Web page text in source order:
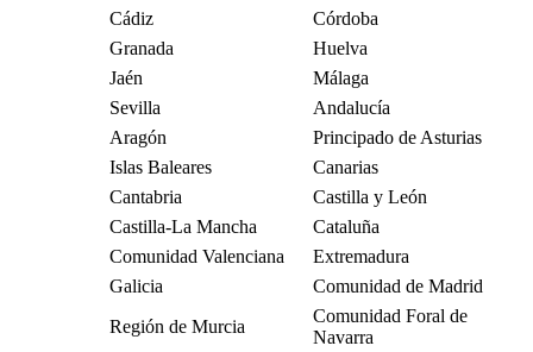
Cádiz
Córdoba
Granada
Huelva
Jaén
Málaga
Sevilla
Andalucía
Aragón
Principado de Asturias
Islas Baleares
Canarias
Cantabria
Castilla y León
Castilla-La Mancha
Cataluña
Comunidad Valenciana
Extremadura
Galicia
Comunidad de Madrid
Región de Murcia
Comunidad Foral de
Navarra